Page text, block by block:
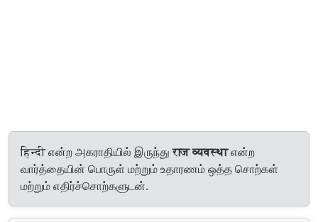
हिन्दी என்ற அகராதியில் இருந்துराज व्यवस्थाஎன்ற
வார்த்தையின் பொருள் மற்றும் உதாரணம் ஒத்த சொற்கள்
மற்றும் எதிர்ச்சொற்களுடன்.